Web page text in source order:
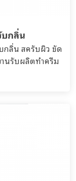
กลิ่น
ลิ่น สครับผิว ขัด
นรับผลิตทำครีม